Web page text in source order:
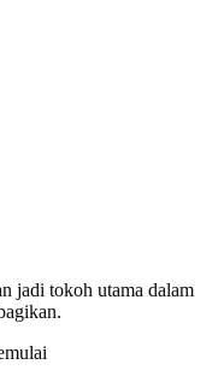
jadi tokoh utama dalam